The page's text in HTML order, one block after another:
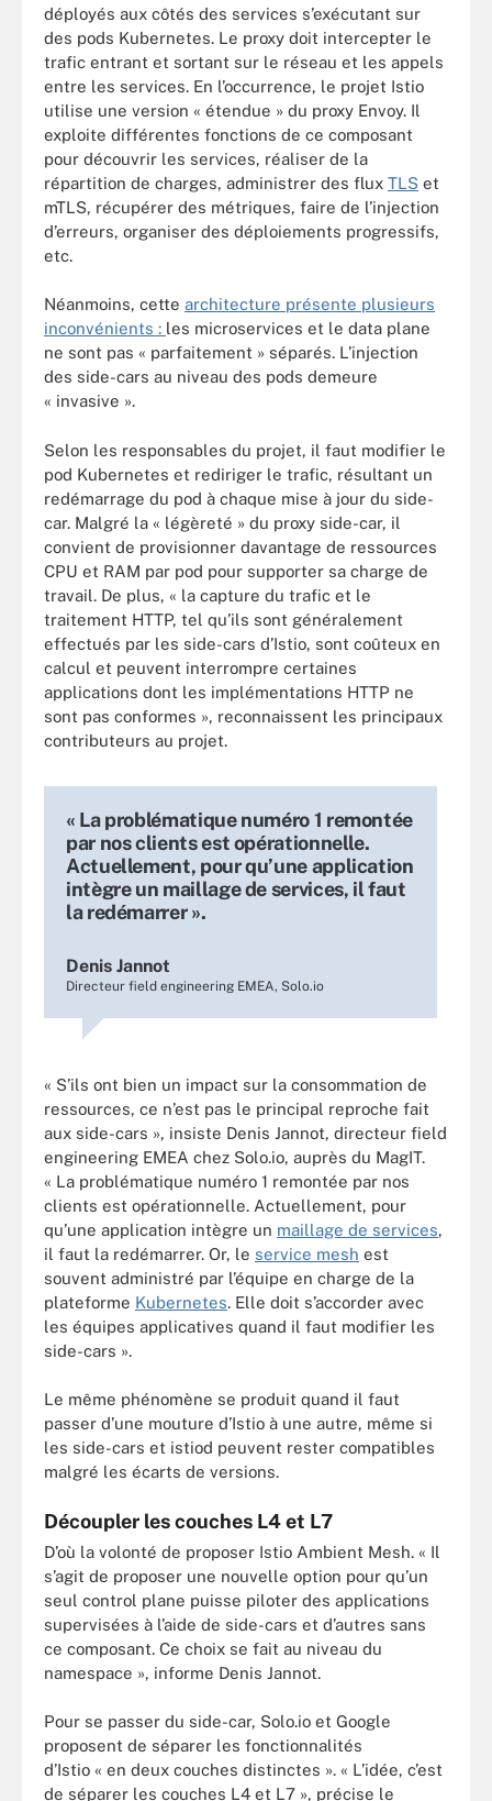
déployés aux côtés des services s’exécutant sur
des pods Kubernetes. Le proxy doit intercepter le
trafic entrant et sortant sur le réseau et les appels
entre les services. En l’occurrence, le projet Istio
utilise une version « étendue » du proxy Envoy. Il
exploite différentes fonctions de ce composant
pour découvrir les services, réaliser de la
répartition de charges, administrer des flux TLS et
mTLS, récupérer des métriques, faire de l’injection
d’erreurs, organiser des déploiements progressifs,
etc.
Néanmoins, cette architecture présente plusieurs
inconvénients : les microservices et le data plane
ne sont pas « parfaitement » séparés. L’injection
des side-cars au niveau des pods demeure
« invasive ».
Selon les responsables du projet, il faut modifier le
pod Kubernetes et rediriger le trafic, résultant un
redémarrage du pod à chaque mise à jour du side-
car. Malgré la « légèreté » du proxy side-car, il
convient de provisionner davantage de ressources
CPU et RAM par pod pour supporter sa charge de
travail. De plus, « la capture du trafic et le
traitement HTTP, tel qu’ils sont généralement
effectués par les side-cars d’Istio, sont coûteux en
calcul et peuvent interrompre certaines
applications dont les implémentations HTTP ne
sont pas conformes », reconnaissent les principaux
contributeurs au projet.
« La problématique numéro 1 remontée
par nos clients est opérationnelle.
Actuellement, pour qu’une application
intègre un maillage de services, il faut
la redémarrer ».
Denis Jannot
Directeur field engineering EMEA, Solo.io
« S’ils ont bien un impact sur la consommation de
ressources, ce n’est pas le principal reproche fait
aux side-cars », insiste Denis Jannot, directeur field
engineering EMEA chez Solo.io, auprès du MagIT.
« La problématique numéro 1 remontée par nos
clients est opérationnelle. Actuellement, pour
qu’une application intègre un maillage de services,
il faut la redémarrer. Or, le service mesh est
souvent administré par l’équipe en charge de la
plateforme Kubernetes. Elle doit s’accorder avec
les équipes applicatives quand il faut modifier les
side-cars ».
Le même phénomène se produit quand il faut
passer d’une mouture d’Istio à une autre, même si
les side-cars et istiod peuvent rester compatibles
malgré les écarts de versions.
Découpler les couches L4 et L7
D’où la volonté de proposer Istio Ambient Mesh. « Il
s’agit de proposer une nouvelle option pour qu’un
seul control plane puisse piloter des applications
supervisées à l’aide de side-cars et d’autres sans
ce composant. Ce choix se fait au niveau du
namespace », informe Denis Jannot.
Pour se passer du side-car, Solo.io et Google
proposent de séparer les fonctionnalités
d’Istio « en deux couches distinctes ». « L’idée, c’est
de séparer les couches L4 et L7 », précise le